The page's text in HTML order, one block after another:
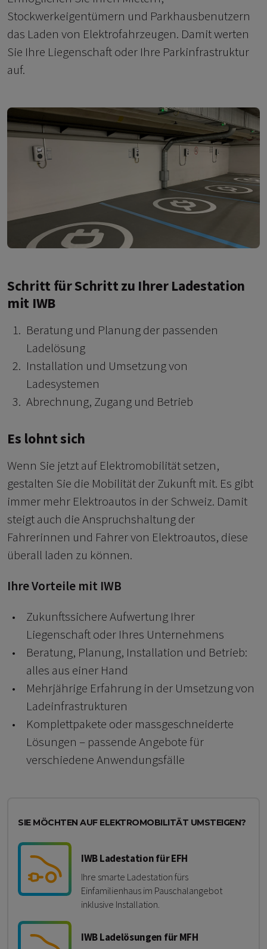
Stockwerkeigentümern und Parkhausbenutzern
das Laden von Elektrofahrzeugen. Damit werten
Sie Ihre Liegenschaft oder Ihre Parkinfrastruktur
auf.
Schritt für Schritt zu Ihrer Ladestation
mit IWB
Beratung und Planung der passenden
Ladelösung
Installation und Umsetzung von
Ladesystemen
Abrechnung, Zugang und Betrieb
Es lohnt sich
Wenn Sie jetzt auf Elektromobilität setzen,
gestalten Sie die Mobilität der Zukunft mit. Es gibt
immer mehr Elektroautos in der Schweiz. Damit
steigt auch die Anspruchshaltung der
Fahrerinnen und Fahrer von Elektroautos, diese
überall laden zu können.
Ihre Vorteile mit IWB
Zukunftssichere Aufwertung Ihrer
Liegenschaft oder Ihres Unternehmens
Beratung, Planung, Installation und Betrieb:
alles aus einer Hand
Mehrjährige Erfahrung in der Umsetzung von
Ladeinfrastrukturen
Komplettpakete oder massgeschneiderte
Lösungen – passende Angebote für
verschiedene Anwendungsfälle
SIE MÖCHTEN AUF ELEKTROMOBILITÄT UMSTEIGEN?
IWB Ladestation für EFH
Ihre smarte Ladestation fürs
Einfamilienhaus im Pauschalangebot
inklusive Installation.
IWB Ladelösungen für MFH